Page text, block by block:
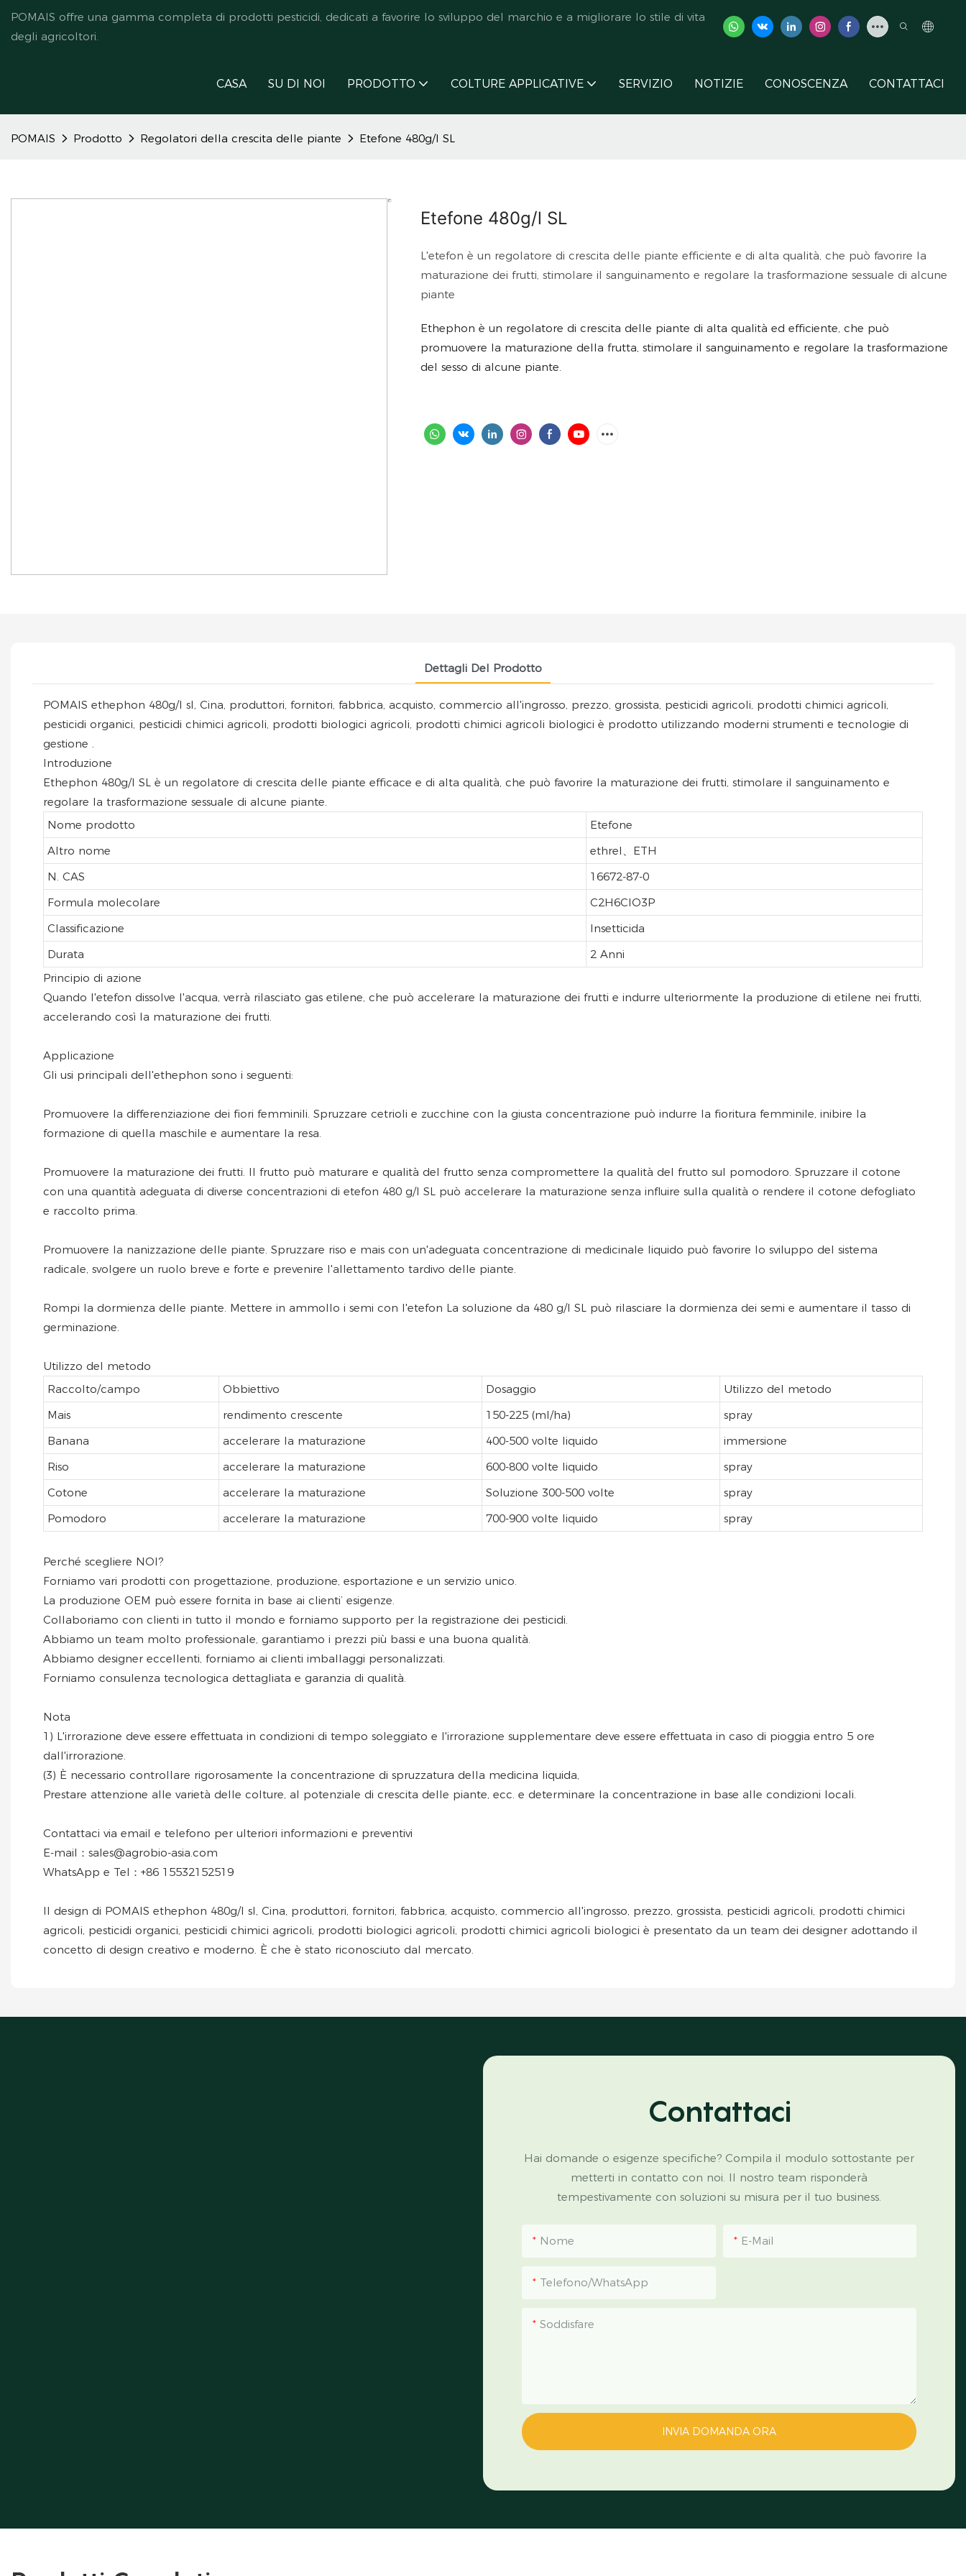
POMAIS offre una gamma completa di prodotti pesticidi, dedicati a favorire lo sviluppo del marchio e a migliorare lo stile di vita
degli agricoltori.
CASA SU DI NOI PRODOTTO COLTURE APPLICATIVE SERVIZIO NOTIZIE CONOSCENZA CONTATTACI
POMAIS Prodotto Regolatori della crescita delle piante Etefone 480g/l SL
Etefone 480g/l SL
L'etefon è un regolatore di crescita delle piante efficiente e di alta qualità, che può favorire la
maturazione dei frutti, stimolare il sanguinamento e regolare la trasformazione sessuale di alcune
piante
Ethephon è un regolatore di crescita delle piante di alta qualità ed efficiente, che può
promuovere la maturazione della frutta, stimolare il sanguinamento e regolare la trasformazione
del sesso di alcune piante.
Dettagli Del Prodotto
POMAIS ethephon 480g/l sl, Cina, produttori, fornitori, fabbrica, acquisto, commercio all'ingrosso, prezzo, grossista, pesticidi agricoli, prodotti chimici agricoli,
pesticidi organici, pesticidi chimici agricoli, prodotti biologici agricoli, prodotti chimici agricoli biologici è prodotto utilizzando moderni strumenti e tecnologie di
gestione .
Introduzione
Ethephon 480g/l SL è un regolatore di crescita delle piante efficace e di alta qualità, che può favorire la maturazione dei frutti, stimolare il sanguinamento e
regolare la trasformazione sessuale di alcune piante.
Nome prodotto
Etefone
Altro nome
ethrel、ETH
N. CAS
16672-87-0
Formula molecolare
C2H6CIO3P
Classificazione
Insetticida
Durata
2 Anni
Principio di azione
Quando l'etefon dissolve l'acqua, verrà rilasciato gas etilene, che può accelerare la maturazione dei frutti e indurre ulteriormente la produzione di etilene nei frutti,
accelerando così la maturazione dei frutti.
Applicazione
Gli usi principali dell'ethephon sono i seguenti:
Promuovere la differenziazione dei fiori femminili. Spruzzare cetrioli e zucchine con la giusta concentrazione può indurre la fioritura femminile, inibire la
formazione di quella maschile e aumentare la resa.
Promuovere la maturazione dei frutti. Il frutto può maturare e qualità del frutto senza compromettere la qualità del frutto sul pomodoro. Spruzzare il cotone
con una quantità adeguata di diverse concentrazioni di etefon 480 g/l SL può accelerare la maturazione senza influire sulla qualità o rendere il cotone defogliato
e raccolto prima.
Promuovere la nanizzazione delle piante. Spruzzare riso e mais con un'adeguata concentrazione di medicinale liquido può favorire lo sviluppo del sistema
radicale, svolgere un ruolo breve e forte e prevenire l'allettamento tardivo delle piante.
Rompi la dormienza delle piante. Mettere in ammollo i semi con l'etefon La soluzione da 480 g/l SL può rilasciare la dormienza dei semi e aumentare il tasso di
germinazione.
Utilizzo del metodo
Raccolto/campo
Obbiettivo Dosaggio
Utilizzo del metodo
Mais
rendimento crescente 150-225 (ml/ha)
spray
Banana
accelerare la maturazione 400-500 volte liquido
immersione
Riso
accelerare la maturazione 600-800 volte liquido
spray
Cotone
accelerare la maturazione Soluzione 300-500 volte
spray
Pomodoro
accelerare la maturazione 700-900 volte liquido spray
Perché scegliere NOI?
Forniamo vari prodotti con progettazione, produzione, esportazione e un servizio unico.
La produzione OEM può essere fornita in base ai clienti’ esigenze.
Collaboriamo con clienti in tutto il mondo e forniamo supporto per la registrazione dei pesticidi.
Abbiamo un team molto professionale, garantiamo i prezzi più bassi e una buona qualità.
Abbiamo designer eccellenti, forniamo ai clienti imballaggi personalizzati.
Forniamo consulenza tecnologica dettagliata e garanzia di qualità.
Nota
1) L'irrorazione deve essere effettuata in condizioni di tempo soleggiato e l'irrorazione supplementare deve essere effettuata in caso di pioggia entro 5 ore
dall'irrorazione.
(3) È necessario controllare rigorosamente la concentrazione di spruzzatura della medicina liquida,
Prestare attenzione alle varietà delle colture, al potenziale di crescita delle piante, ecc. e determinare la concentrazione in base alle condizioni locali.
Contattaci via email e telefono per ulteriori informazioni e preventivi
E-mail：sales@agrobio-asia.com
WhatsApp e Tel：+86 15532152519
Il design di POMAIS ethephon 480g/l sl, Cina, produttori, fornitori, fabbrica, acquisto, commercio all'ingrosso, prezzo, grossista, pesticidi agricoli, prodotti chimici
agricoli, pesticidi organici, pesticidi chimici agricoli, prodotti biologici agricoli, prodotti chimici agricoli biologici è presentato da un team dei designer adottando il
concetto di design creativo e moderno. È che è stato riconosciuto dal mercato.
Contattaci
Hai domande o esigenze specifiche? Compila il modulo sottostante per
metterti in contatto con noi. Il nostro team risponderà
tempestivamente con soluzioni su misura per il tuo business.
Nome E-Mail
Telefono/WhatsApp
Soddisfare
INVIA DOMANDA ORA